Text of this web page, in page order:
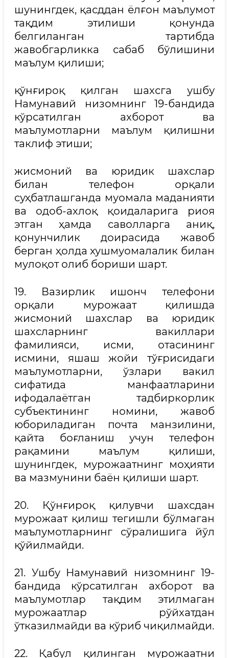
шунингдек, қасддан ёлғон маълумот
тақдим этилиши қонунда
белгиланган тартибда
жавобгарликка сабаб бўлишини
маълум қилиши;
қўнғироқ қилган шахсга ушбу
Намунавий низомнинг 19-бандида
кўрсатилган ахборот ва
маълумотларни маълум қилишни
таклиф этиши;
жисмоний ва юридик шахслар
билан телефон орқали
суҳбатлашганда муомала маданияти
ва одоб-ахлоқ қоидаларига риоя
этган ҳамда саволларга аниқ,
қонунчилик доирасида жавоб
берган ҳолда хушмуомалалик билан
мулоқот олиб бориши шарт.
19. Вазирлик ишонч телефони
орқали мурожаат қилишда
жисмоний шахслар ва юридик
шахсларнинг вакиллари
фамилияси, исми, отасининг
исмини, яшаш жойи тўғрисидаги
маълумотларни, ўзлари вакил
сифатида манфаатларини
ифодалаётган тадбиркорлик
субъектининг номини, жавоб
юбориладиган почта манзилини,
қайта боғланиш учун телефон
рақамини маълум қилиши,
шунингдек, мурожаатнинг моҳияти
ва мазмунини баён қилиши шарт.
20. Қўнғироқ қилувчи шахсдан
мурожаат қилиш тегишли бўлмаган
маълумотларнинг сўралишига йўл
қўйилмайди.
21. Ушбу Намунавий низомнинг 19-
бандида кўрсатилган ахборот ва
маълумотлар тақдим этилмаган
мурожаатлар рўйхатдан
ўтказилмайди ва кўриб чиқилмайди.
22. Қабул қилинган мурожаатни